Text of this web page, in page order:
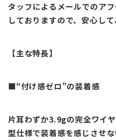
タッフによるメールでのア
しておりますので、安心して
【主な特長】
■“付け感ゼロ”の装着感
片耳わずか3.9gの完全ワイ
型仕様で装着感を感じさせ